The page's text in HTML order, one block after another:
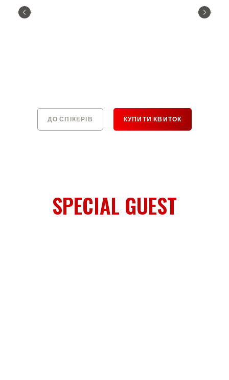
ДО СПІКЕРІВ КУПИТИ КВИТОК
SPECIAL GUEST